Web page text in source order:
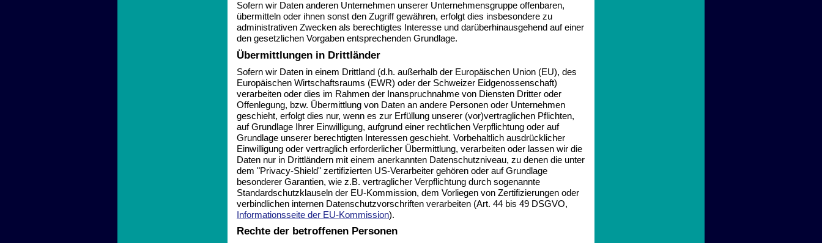
Sofern wir Daten anderen Unternehmen unserer Unternehmensgruppe offenbaren,
übermitteln oder ihnen sonst den Zugriff gewähren, erfolgt dies insbesondere zu
administrativen Zwecken als berechtigtes Interesse und darüberhinausgehend auf einer
den gesetzlichen Vorgaben entsprechenden Grundlage.
Übermittlungen in Drittländer
Sofern wir Daten in einem Drittland (d.h. außerhalb der Europäischen Union (EU), des
Europäischen Wirtschaftsraums (EWR) oder der Schweizer Eidgenossenschaft)
verarbeiten oder dies im Rahmen der Inanspruchnahme von Diensten Dritter oder
Offenlegung, bzw. Übermittlung von Daten an andere Personen oder Unternehmen
geschieht, erfolgt dies nur, wenn es zur Erfüllung unserer (vor)vertraglichen Pflichten,
auf Grundlage Ihrer Einwilligung, aufgrund einer rechtlichen Verpflichtung oder auf
Grundlage unserer berechtigten Interessen geschieht. Vorbehaltlich ausdrücklicher
Einwilligung oder vertraglich erforderlicher Übermittlung, verarbeiten oder lassen wir die
Daten nur in Drittländern mit einem anerkannten Datenschutzniveau, zu denen die unter
dem "Privacy-Shield" zertifizierten US-Verarbeiter gehören oder auf Grundlage
besonderer Garantien, wie z.B. vertraglicher Verpflichtung durch sogenannte
Standardschutzklauseln der EU-Kommission, dem Vorliegen von Zertifizierungen oder
verbindlichen internen Datenschutzvorschriften verarbeiten (Art. 44 bis 49 DSGVO,
Informationsseite der EU-Kommission).
Rechte der betroffenen Personen